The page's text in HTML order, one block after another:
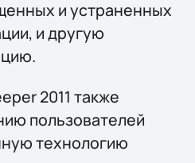
и устраненных
и другую
2011 также
пользователей
технологию